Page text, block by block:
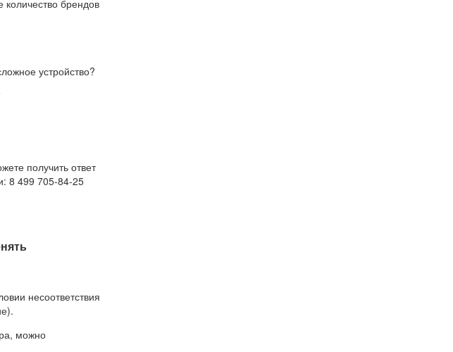
брендов
устройство?
получить ответ
8 499 705-84-25
несоответствия
можно